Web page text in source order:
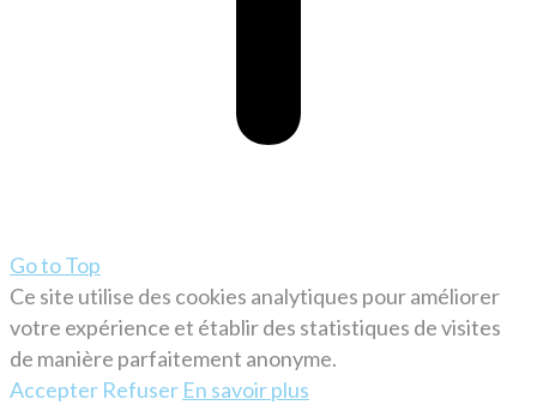
Go to Top
Ce site utilise des cookies analytiques pour améliorer
votre expérience et établir des statistiques de visites
de manière parfaitement anonyme.
Accepter Refuser En savoir plus